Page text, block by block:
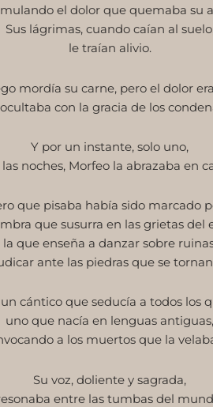
el dolor que quemaba su
Sus lágrimas, cuando caían al
le traían alivio.
mordía su carne, pero el dolor
con la gracia de los
Y por un instante, solo uno,
noches, Morfeo la abrazaba en
que pisaba había sido marcado
que susurra en las grietas del
la que enseña a danzar sobre
ante las piedras que se
cántico que seducía a todos los
uno que nacía en lenguas antiguas,
a los muertos que la
Su voz, doliente y sagrada,
entre las tumbas del